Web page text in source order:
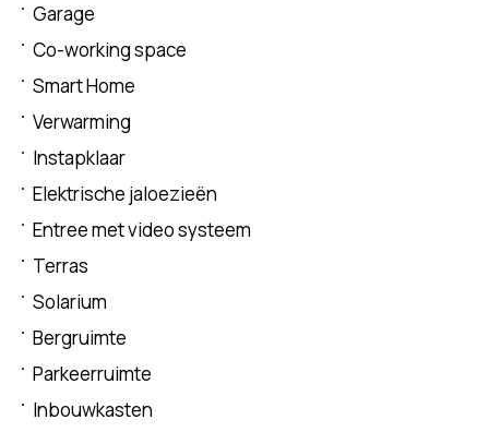
Garage
Co-working space
Smart Home
Verwarming
Instapklaar
Elektrische jaloezieën
Entree met video systeem
Terras
Solarium
Bergruimte
Parkeerruimte
Inbouwkasten